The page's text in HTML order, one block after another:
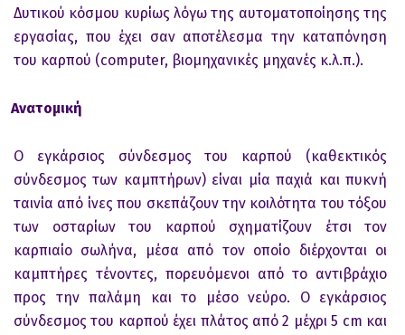
Δυτικού κόσμου κυρίως λόγω της αυτοματοποίησης της
εργασίας, που έχει σαν αποτέλεσμα την καταπόνηση
του καρπού (computer, βιομηχανικές μηχανές κ.λ.π.).
Ανατομική
Ο εγκάρσιος σύνδεσμος του καρπού (καθεκτικός
σύνδεσμος των καμπτήρων) είναι μία παχιά και πυκνή
ταινία από ίνες που σκεπάζουν την κοιλότητα του τόξου
των οσταρίων του καρπού σχηματίζουν έτσι τον
καρπιαίο σωλήνα, μέσα από τον οποίο διέρχονται οι
καμπτήρες τένοντες, πορευόμενοι από το αντιβράχιο
προς την παλάμη και το μέσο νεύρο. Ο εγκάρσιος
σύνδεσμος του καρπού έχει πλάτος από 2 μέχρι 5 cm και